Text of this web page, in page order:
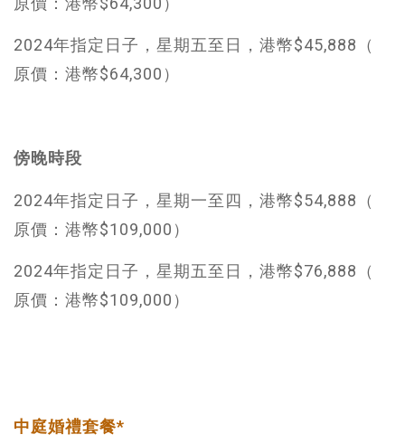
2024年指定日子，星期五至日，港幣$45,888（
原價：港幣$64,300）
傍晚時段
2024年指定日子，星期一至四，港幣$54,888（
原價：港幣$109,000）
2024年指定日子，星期五至日，港幣$76,888（
原價：港幣$109,000）
中庭婚禮套餐*